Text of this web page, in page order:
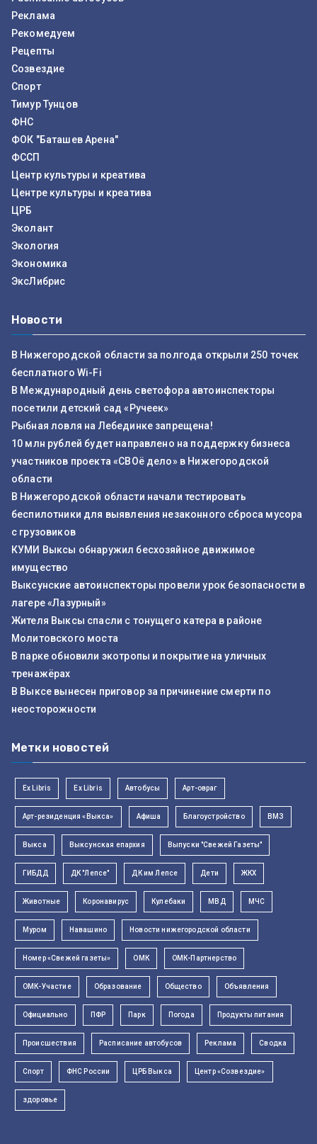
Реклама
Рекомедуем
Рецепты
Созвездие
Спорт
Тимур Тунцов
ФНС
ФОК "Баташев Арена"
ФССП
Центр культуры и креатива
Центре культуры и креатива
ЦРБ
Эколант
Экология
Экономика
ЭксЛибрис
Новости
В Нижегородской области за полгода открыли 250 точек
бесплатного Wi-Fi
В Международный день светофора автоинспекторы
посетили детский сад «Ручеек»
Рыбная ловля на Лебединке запрещена!
10 млн рублей будет направлено на поддержку бизнеса
участников проекта «СВОё дело» в Нижегородской
области
В Нижегородской области начали тестировать
беспилотники для выявления незаконного сброса мусора
с грузовиков
КУМИ Выксы обнаружил бесхозяйное движимое
имущество
Выксунские автоинспекторы провели урок безопасности в
лагере «Лазурный»
Жителя Выксы спасли с тонущего катера в районе
Молитовского моста
В парке обновили экотропы и покрытие на уличных
тренажёрах
В Выксе вынесен приговор за причинение смерти по
неосторожности
Метки новостей
Ex Libris Ex Libris Автобусы Арт-овраг
Арт-резиденция «Выкса» Афиша Благоустройство ВМЗ
Выкса Выксунская епархия Выпуски "Свежей Газеты"
ГИБДД ДК "Лепсе" ДК им Лепсе Дети ЖКХ
Животные Коронавирус Кулебаки МВД МЧС
Муром Навашино Новости нижегородской области
Номер «Свежей газеты» ОМК ОМК-Партнерство
ОМК-Участие Образование Общество Объявления
Официально ПФР Парк Погода Продукты питания
Происшествия Расписание автобусов Реклама Сводка
Спорт ФНС России ЦРБ Выкса Центр «Созвездие»
здоровье